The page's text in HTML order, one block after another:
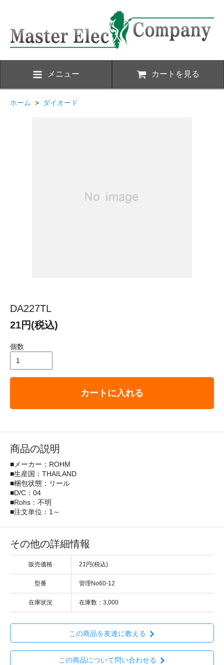
メニュー カートを見る
ホーム > ダイオード
DA227TL
21円(税込)
個数
カートに入れる
商品の説明
■メーカー：ROHM
■生産国：THAILAND
■梱包状態：リール
■D/C：04
■Rohs：不明
■注文単位：1～
その他の詳細情報
販売価格 21円(税込)
型番 管理No60-12
在庫状況 在庫数：3,000
この商品を友達に教える
この商品について問い合わせる